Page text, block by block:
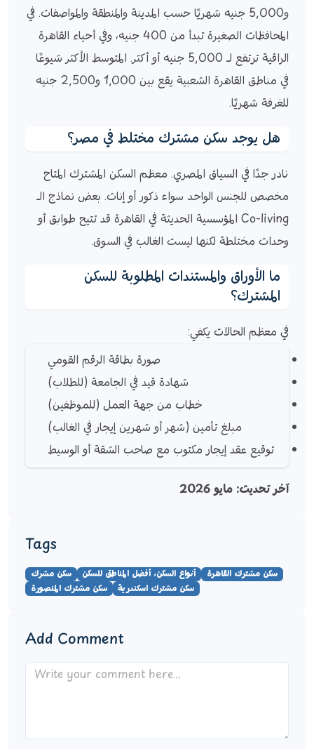
و5,000 جنيه شهريًا حسب المدينة والمنطقة والمواصفات. في
المحافظات الصغيرة تبدأ من 400 جنيه، وفي أحياء القاهرة
الراقية ترتفع لـ 5,000 جنيه أو أكثر. المتوسط الأكثر شيوعًا
في مناطق القاهرة الشعبية يقع بين 1,000 و2,500 جنيه
للغرفة شهريًا.
هل يوجد سكن مشترك مختلط في مصر؟
نادر جدًا في السياق المصري. معظم السكن المشترك المتاح
مخصص للجنس الواحد سواء ذكور أو إناث. بعض نماذج الـ
Co-living المؤسسية الحديثة في القاهرة قد تتيح طوابق أو
وحدات مختلطة لكنها ليست الغالب في السوق.
ما الأوراق والمستندات المطلوبة للسكن
المشترك؟
في معظم الحالات يكفي:
صورة بطاقة الرقم القومي
شهادة قيد في الجامعة (للطلاب)
خطاب من جهة العمل (للموظفين)
مبلغ تأمين (شهر أو شهرين إيجار في الغالب)
توقيع عقد إيجار مكتوب مع صاحب الشقة أو الوسيط
آخر تحديث: مايو 2026
Tags
سكن مشرك أنواع السكن، أفضل المناطق للسكن
سكن مشترك القاهرة
سكن مشترك المنصورة
سكن مشترك اسكندرية
Add Comment